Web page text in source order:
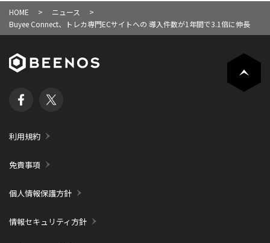
HOME
ニュース
Buyee Connect、トレカ専門ECサイトへの 導入件数が1年間で3.1倍に伸長
利用規約
免責事項
個人情報保護方針
情報セキュリティ方針